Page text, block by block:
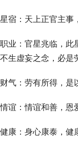
星宿：天上正官主事
职业：官星兆临，此
不生虚妄之念，必是
财气：劳有所得，是
情谊：情谊和善，恩
健康：身心康泰，健